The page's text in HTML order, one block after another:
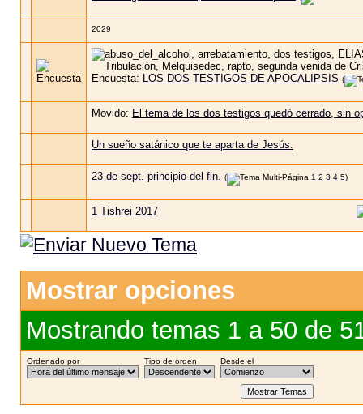
2029
Encuesta: LOS DOS TESTIGOS DE APOCALIPSIS (
Movido: El tema de los dos testigos quedó cerrado, sin
Un sueño satánico que te aparta de Jesús.
23 de sept. principio del fin. ( 1 2 3 4 5)
1 Tishrei 2017
Mostrar opciones
Mostrando temas 1 a 50 de
Ordenado por Tipo de orden Desde el